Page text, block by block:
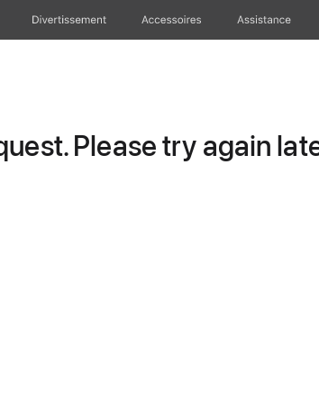
Divertissements Accessoires Assistance
Please try again